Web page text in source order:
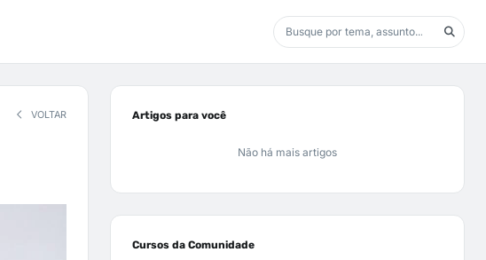
VOLTAR Artigos para você
Não há mais artigos
Cursos da Comunidade